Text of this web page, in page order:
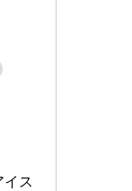
イス